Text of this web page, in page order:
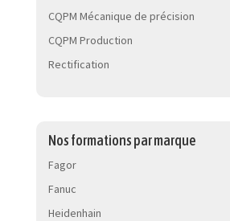
CQPM Mécanique de précision
CQPM Production
Rectification
Nos formations par marque
Fagor
Fanuc
Heidenhain